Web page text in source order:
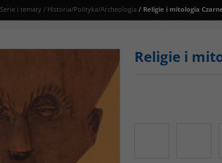
Serie i tematy / Historia/Polityka/Archeologia / Religie i mitologia
Religie i